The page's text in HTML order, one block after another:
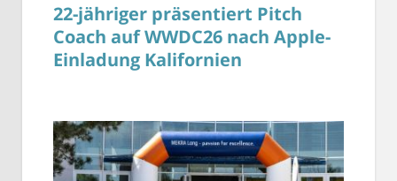
22-jähriger präsentiert Pitch
Coach auf WWDC26 nach Apple-
Einladung Kalifornien